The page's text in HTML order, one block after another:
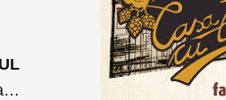
Linia Verde va înghiți în Bistrița 200 de locuri de parcare ultracentrale. Vezi ce planuri de recuperare are municipalitatea